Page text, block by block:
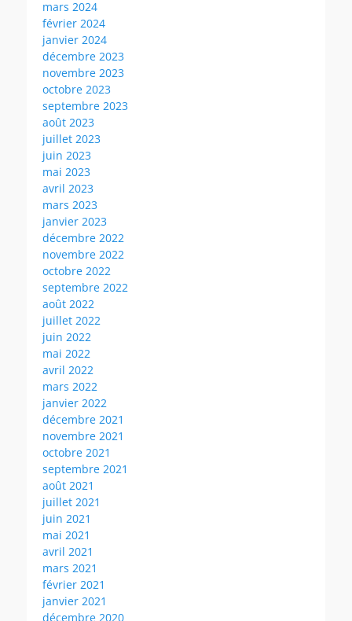
mars 2024
février 2024
janvier 2024
décembre 2023
novembre 2023
octobre 2023
septembre 2023
août 2023
juillet 2023
juin 2023
mai 2023
avril 2023
mars 2023
janvier 2023
décembre 2022
novembre 2022
octobre 2022
septembre 2022
août 2022
juillet 2022
juin 2022
mai 2022
avril 2022
mars 2022
janvier 2022
décembre 2021
novembre 2021
octobre 2021
septembre 2021
août 2021
juillet 2021
juin 2021
mai 2021
avril 2021
mars 2021
février 2021
janvier 2021
décembre 2020